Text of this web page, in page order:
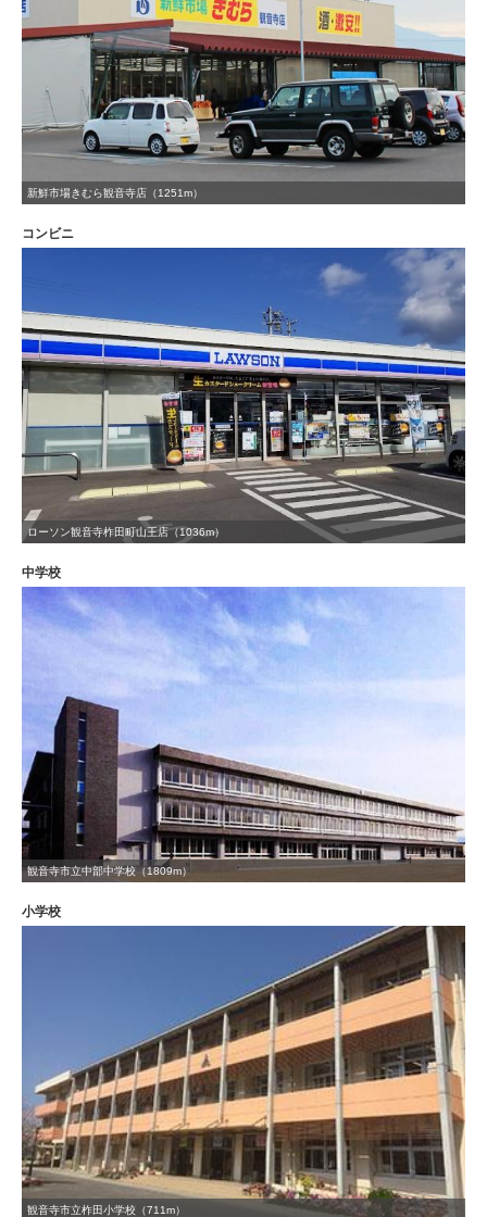
新鮮市場きむら観音寺店（1251m）
コンビニ
ローソン観音寺柞田町山王店（1036m）
中学校
観音寺市立中部中学校（1809m）
小学校
観音寺市立柞田小学校（711m）